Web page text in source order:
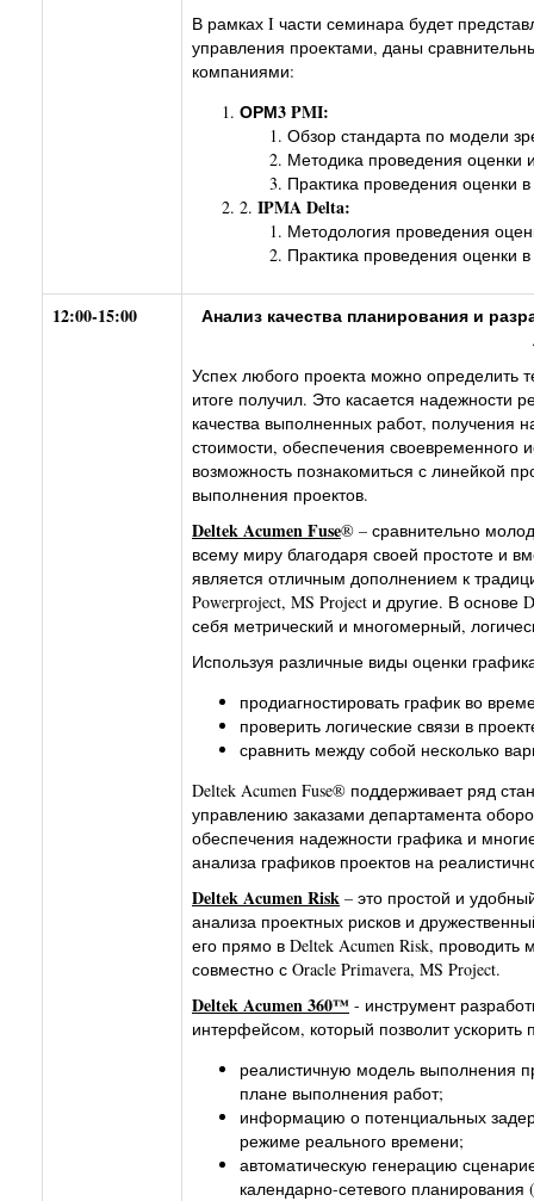
В рамках I части семинара будет
управления проектами, даны
компаниями:
ОРМ3 PMI:
Обзор стандарта по модели
Методика проведения оценки
Практика проведения оценки
2. IPMA Delta:
Методология проведения
Практика проведения оценки
12:00-15:00
Анализ качества планирования и
Успех любого проекта можно определить
итоге получил. Это касается надежности
качества выполненных работ, получения
стоимости, обеспечения своевременного
возможность познакомиться с линейкой
выполнения проектов.
Deltek Acumen Fuse® – сравнительно
всему миру благодаря своей простоте и
является отличным дополнением к
Powerproject, MS Project и другие. В
себя метрический и многомерный,
Используя различные виды оценки
продиагностировать график во
проверить логические связи в
сравнить между собой несколько
Deltek Acumen Fuse® поддерживает ряд
управлению заказами департамента
обеспечения надежности графика и
анализа графиков проектов на
Deltek Acumen Risk – это простой и
анализа проектных рисков и
его прямо в Deltek Acumen Risk,
совместно с Oracle Primavera, MS Project.
Deltek Acumen 360™ - инструмент
интерфейсом, который позволит
реалистичную модель выполнения
плане выполнения работ;
информацию о потенциальных
режиме реального времени;
автоматическую генерацию
календарно-сетевого планирования